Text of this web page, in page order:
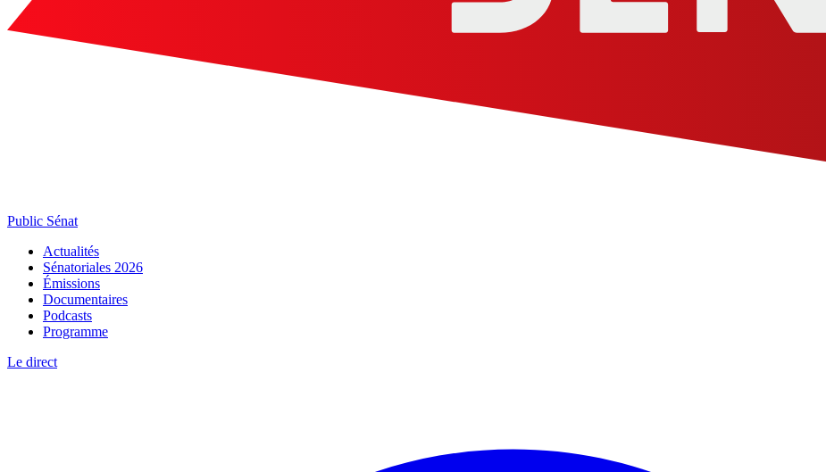
Public Sénat
Actualités
Sénatoriales 2026
Émissions
Documentaires
Podcasts
Programme
Le direct